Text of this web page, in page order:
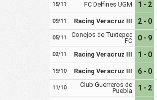
15/11 FC Delfines UGM 1 - 2
09/11 Racing Veracruz III 2 - 0
05/11
Conejos de Tuxtepec
FC
0 - 9
02/11 Racing Veracruz III 1 - 0
19/10 Racing Veracruz III 6 - 0
11/10
Club Guerreros de
Puebla
1 - 2